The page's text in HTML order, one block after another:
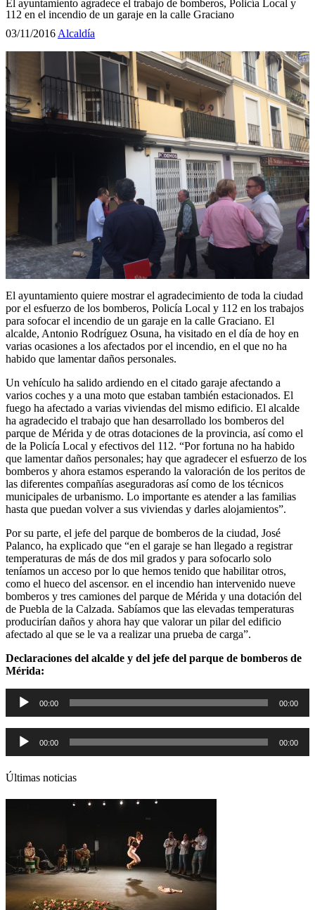
El ayuntamiento agradece el trabajo de bomberos, Policía Local y
112 en el incendio de un garaje en la calle Graciano
03/11/2016Alcaldía
El ayuntamiento quiere mostrar el agradecimiento de toda la ciudad
por el esfuerzo de los bomberos, Policía Local y 112 en los trabajos
para sofocar el incendio de un garaje en la calle Graciano. El
alcalde, Antonio Rodríguez Osuna, ha visitado en el día de hoy en
varias ocasiones a los afectados por el incendio, en el que no ha
habido que lamentar daños personales.
Un vehículo ha salido ardiendo en el citado garaje afectando a
varios coches y a una moto que estaban también estacionados. El
fuego ha afectado a varias viviendas del mismo edificio. El alcalde
ha agradecido el trabajo que han desarrollado los bomberos del
parque de Mérida y de otras dotaciones de la provincia, así como el
de la Policía Local y efectivos del 112. “Por fortuna no ha habido
que lamentar daños personales; hay que agradecer el esfuerzo de los
bomberos y ahora estamos esperando la valoración de los peritos de
las diferentes compañías aseguradoras así como de los técnicos
municipales de urbanismo. Lo importante es atender a las familias
hasta que puedan volver a sus viviendas y darles alojamientos”.
Por su parte, el jefe del parque de bomberos de la ciudad, José
Palanco, ha explicado que “en el garaje se han llegado a registrar
temperaturas de más de dos mil grados y para sofocarlo solo
teníamos un acceso por lo que hemos tenido que habilitar otros,
como el hueco del ascensor. en el incendio han intervenido nueve
bomberos y tres camiones del parque de Mérida y una dotación del
de Puebla de la Calzada. Sabíamos que las elevadas temperaturas
producirían daños y ahora hay que valorar un pilar del edificio
afectado al que se le va a realizar una prueba de carga”.
Declaraciones del alcalde y del jefe del parque de bomberos de
Mérida:
Reproductor
audio
00:00 00:00
Reproductor
audio
00:00 00:00
Últimas noticias